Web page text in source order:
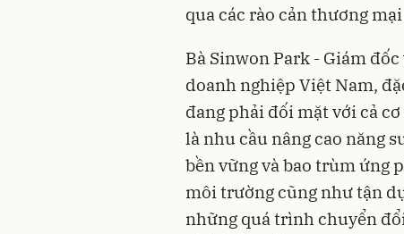
qua các rào cản thương
Bà Sinwon Park - Giám
doanh nghiệp Việt Nam,
đang phải đối mặt với cả
là nhu cầu nâng cao năng
bền vững và bao trùm ứng
môi trường cũng như tận
những quá trình chuyển